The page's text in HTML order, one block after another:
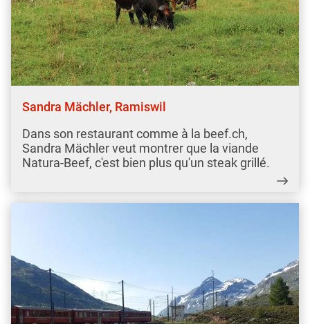
Sandra Mächler, Ramiswil
Dans son restaurant comme à la beef.ch,
Sandra Mächler veut montrer que la viande
Natura-Beef, c'est bien plus qu'un steak grillé.